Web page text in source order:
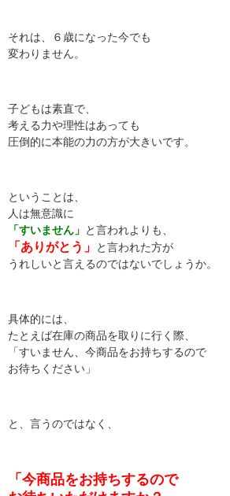
それは、６歳になった今でも
変わりません。
子どもは素直で、
考える力や理性はあっても
圧倒的に本能の力の方が大きいです。
ということは、
人は無意識に
「すいません」 と言われよりも、
「ありがとう」
と言われた方が
うれしいと言えるのではないでしょうか。
具体的には、
たとえば在庫の商品を取りに行く際、
「すいません、今商品をお持ちするので
お待ちください」
と、言うのではなく、
「今商品をお持ちするので